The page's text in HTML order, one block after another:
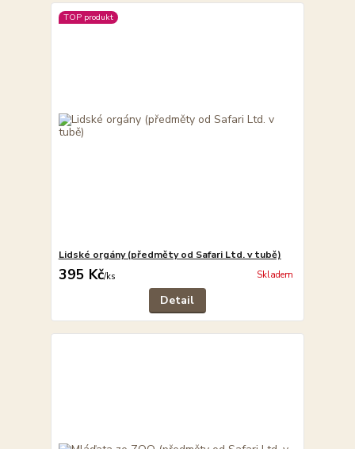
TOP produkt
Lidské orgány (předměty od Safari Ltd. v tubě)
395 Kč/ks Skladem
Detail